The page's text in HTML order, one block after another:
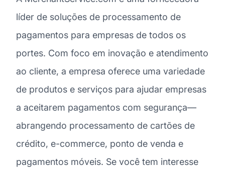
líder de soluções de processamento de
pagamentos para empresas de todos os
portes. Com foco em inovação e atendimento
ao cliente, a empresa oferece uma variedade
de produtos e serviços para ajudar empresas
a aceitarem pagamentos com segurança—
abrangendo processamento de cartões de
crédito, e-commerce, ponto de venda e
pagamentos móveis. Se você tem interesse